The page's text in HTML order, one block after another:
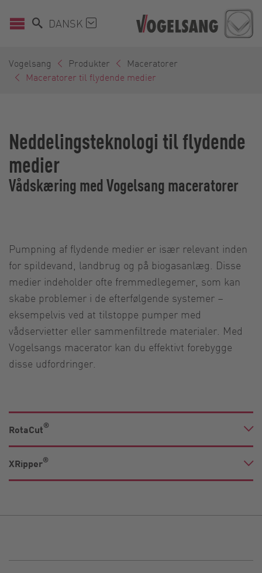
DANSK
Vogelsang Produkter
Maceratorer
Maceratorer til flydende medier
Neddelingsteknologi til flydende
medier
Vådskæring med Vogelsang maceratorer
Pumpning af flydende medier er især relevant inden
for spildevand, landbrug og på biogasanlæg. Disse
medier indeholder ofte fremmedlegemer, som kan
skabe problemer i de efterfølgende systemer –
eksempelvis ved at tilstoppe pumper med
vådservietter eller sammenfiltrede materialer. Med
Vogelsangs macerator kan du effektivt forebygge
disse udfordringer.
RotaCut®
XRipper®